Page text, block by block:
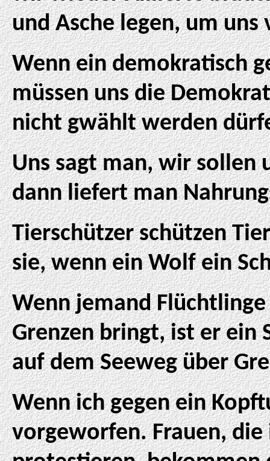
und Asche legen, um
Wenn ein demokratisch
müssen uns die
nicht gwählt werden
Uns sagt man, wir sollen
dann liefert man
Tierschützer schützen
sie, wenn ein Wolf ein
Wenn jemand
Grenzen bringt, ist er ein
auf dem Seeweg über
Wenn ich gegen ein
vorgeworfen. Frauen,